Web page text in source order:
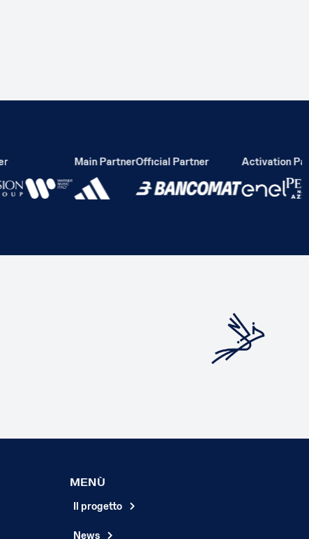
Main PartnerOfficial Partner Activation
MENÙ
Il progetto
News